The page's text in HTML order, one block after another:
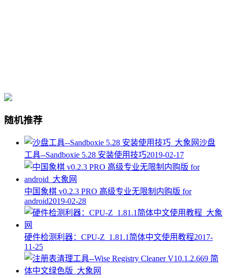
随机推荐
沙盘
工具--Sandboxie 5.28 安装使用技巧2019-02-17
中国象棋 v0.2.3 PRO 高级专业无限制内购版 for
android2019-02-28
硬件检测利器：CPU-Z_1.81.1简体中文使用教程2017-
11-25